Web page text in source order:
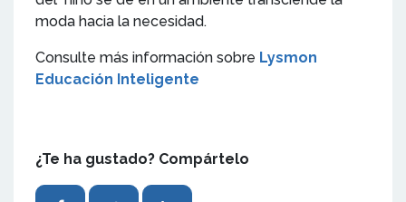
moda hacia la necesidad.
Consulte más información sobre Lysmon
Educación Inteligente
¿Te ha gustado? Compártelo